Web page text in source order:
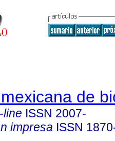
de
line ISSN 2007-
impresa ISSN